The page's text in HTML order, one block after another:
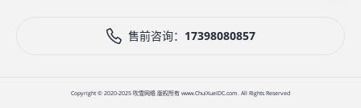
售前咨询： 17398080857
Copyright © 2020-2025 吹雪网络 版权所有 www.ChuiXueIDC.com. All Rights Reserved